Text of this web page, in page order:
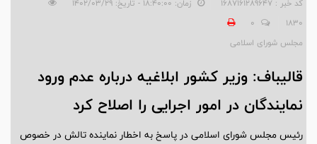
کد خبر : 1687161289647
زمان: ۱۸:۴۰:۰۰ - تاریخ: ۱۴۰۲/۰۳/۲۹
1830
0
مجلس شورای اسلامی
قالیباف: وزیر کشور ابلاغیه درباره عدم ورود
نمایندگان در امور اجرایی را اصلاح کرد
رئیس مجلس شورای اسلامی در پاسخ به اخطار نماینده تالش در خصوص